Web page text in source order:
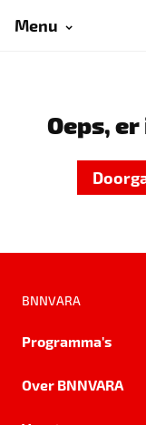
Menu
Oeps,
BNNVARA
Programma's
Over BNNVARA